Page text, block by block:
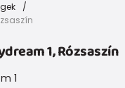
1, Rózsaszín
1